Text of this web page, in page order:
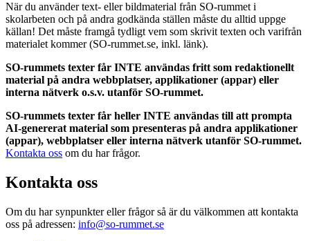
När du använder text- eller bildmaterial från SO-rummet i
skolarbeten och på andra godkända ställen måste du alltid uppge
källan! Det måste framgå tydligt vem som skrivit texten och varifrån
materialet kommer (SO-rummet.se, inkl. länk).
SO-rummets texter får INTE användas fritt som redaktionellt
material på andra webbplatser, applikationer (appar) eller
interna nätverk o.s.v. utanför SO-rummet.
SO-rummets texter får heller INTE användas till att prompta
AI-genererat material som presenteras på andra applikationer
(appar), webbplatser eller interna nätverk utanför SO-rummet.
Kontakta oss om du har frågor.
Kontakta oss
Om du har synpunkter eller frågor så är du välkommen att kontakta
oss på adressen: info@so-rummet.se